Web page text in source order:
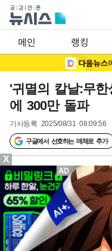
메인 랭킹
'귀멸의 칼날:무
에 300만 돌파
기사등록 2025/08/31 08:09:56
구글에서 선호하는 매체로 추가
X